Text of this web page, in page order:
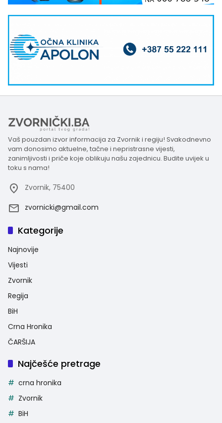
Vaš pouzdan izvor informacija za Zvornik i regiju! Svakodnevno
vam donosimo aktuelne, tačne i nepristrasne vijesti,
zanimljivosti i priče koje oblikuju našu zajednicu. Budite uvijek u
toku s nama!
Zvornik, 75400
zvornicki@gmail.com
Kategorije
Najnovije
Vijesti
Zvornik
Regija
BiH
Crna Hronika
ČARŠIJA
Najčešće pretrage
crna hronika
Zvornik
BiH